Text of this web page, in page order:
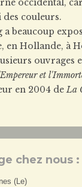
occidental,
couleurs.
a beaucoup
en Hollande, à
ouvrages
et
en 2004 deLa
chez nous :
(Le)